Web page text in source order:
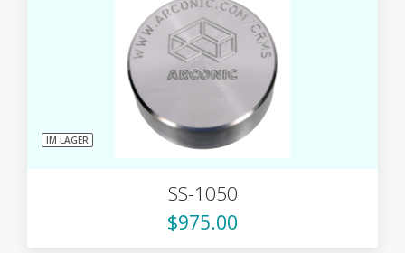
IM LAGER
SS-1050
$975.00